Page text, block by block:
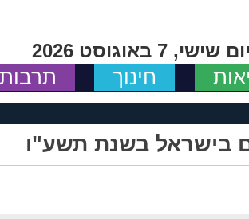
יום שישי, 7 באוגוסט 2026
חינוך תרבות
בישראל בשנת תשע"ו